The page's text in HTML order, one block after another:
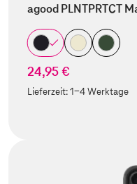
agood PLNTPRTCT
24,95 €
Lieferzeit:1-4 Werktage